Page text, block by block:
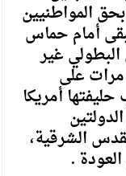
بحق المواطنيين
أمام حماس
البطولي غير
على
أمريكا
الشرقية،
.